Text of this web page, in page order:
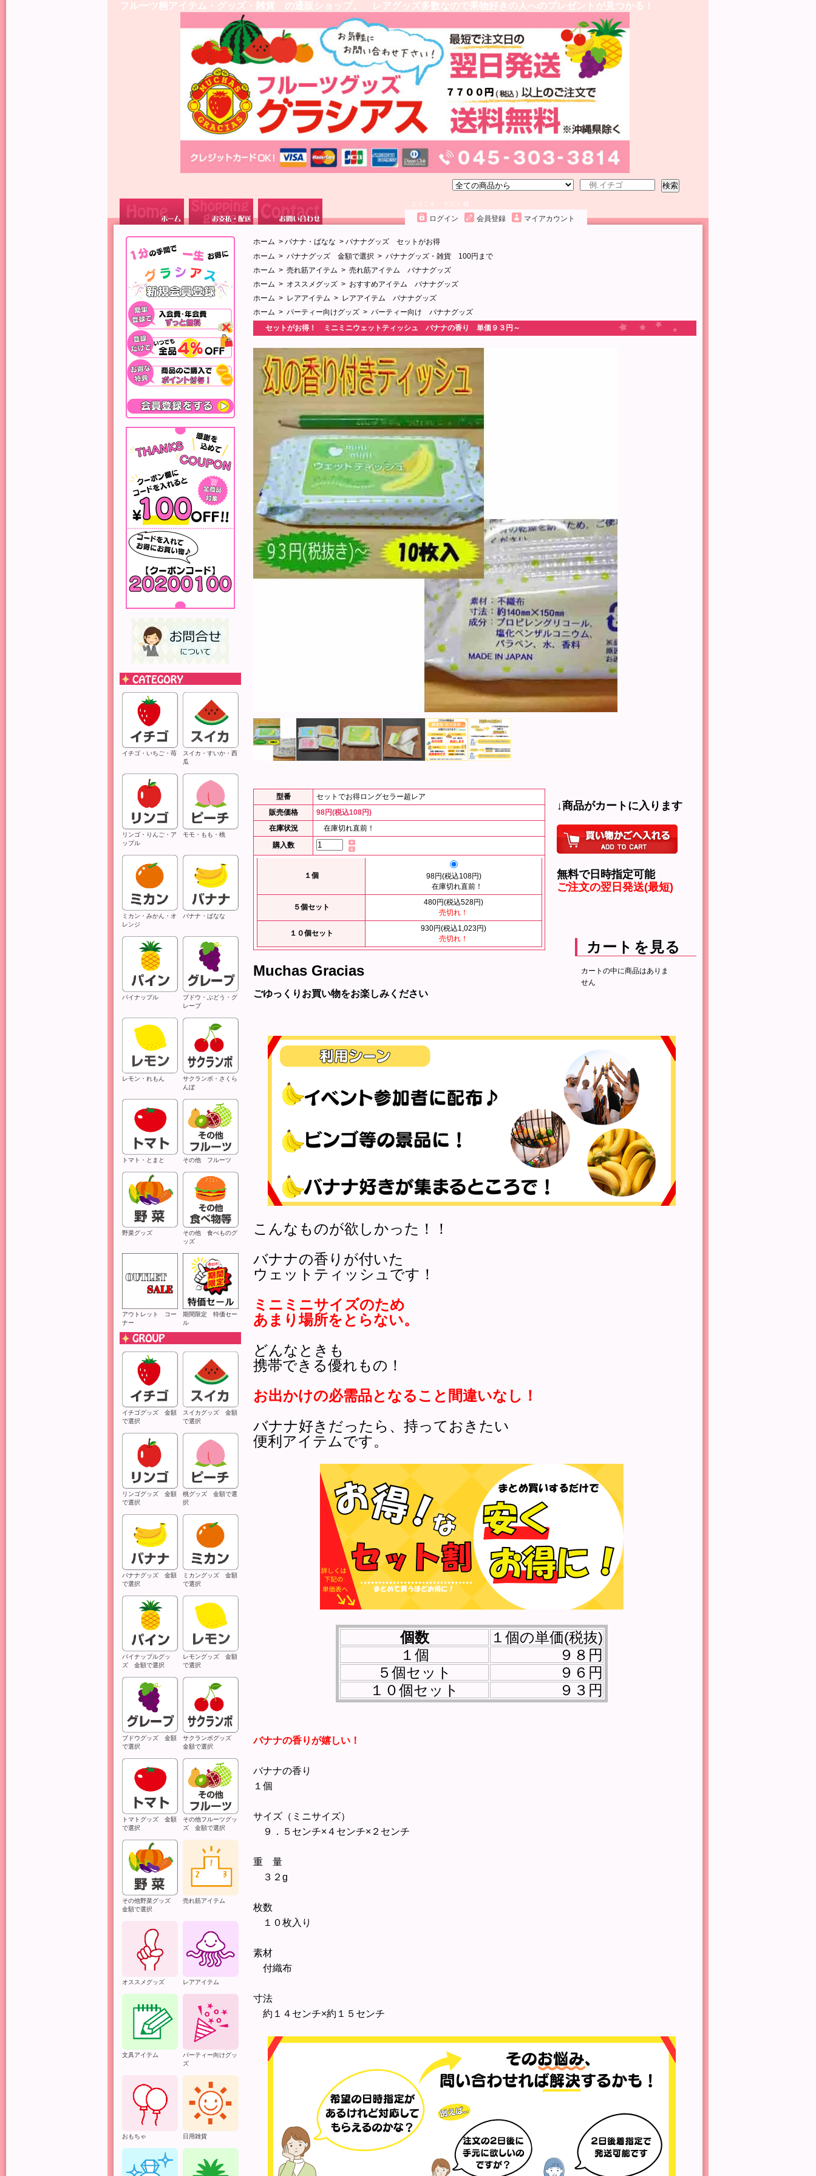
フルーツ柄アイテム・グッズ・雑貨 の通販ショップ。 レアグッズ多数なので果物好きの人へのプレゼントが見つかる！
検索
ようこそ、 ゲスト 様
ログイン 会員登録 マイアカウント
イチゴ・いちご・苺
スイカ・すいか・西
瓜
リンゴ・りんご・ア
ップル
モモ・もも・桃
ミカン・みかん・オ
レンジ
バナナ・ばなな
パイナップル
ブドウ・ぶどう・グ
レープ
レモン・れもん
サクランボ・さくら
んぼ
トマト・とまと その他 フルーツ
野菜グッズ
その他 食べものグ
ッズ
アウトレット コー
ナー
期間限定 特価セー
ル
イチゴグッズ 金額
で選択
スイカグッズ 金額
で選択
リンゴグッズ 金額
で選択
桃グッズ 金額で選
択
バナナグッズ 金額
で選択
ミカングッズ 金額
で選択
パイナップルグッ
ズ 金額で選択
レモングッズ 金額
で選択
ブドウグッズ 金額
で選択
サクランボグッズ
金額で選択
トマトグッズ 金額
で選択
その他フルーツグッ
ズ 金額で選択
その他野菜グッズ
金額で選択
売れ筋アイテム
オススメグッズ レアアイテム
文具アイテム
パーティー向けグッ
ズ
おもちゃ 日用雑貨
ホーム > バナナ・ばなな > バナナグッズ セットがお得
ホーム > バナナグッズ 金額で選択 > バナナグッズ・雑貨 100円まで
ホーム > 売れ筋アイテム > 売れ筋アイテム バナナグッズ
ホーム > オススメグッズ > おすすめアイテム バナナグッズ
ホーム > レアアイテム > レアアイテム バナナグッズ
ホーム > パーティー向けグッズ > パーティー向け バナナグッズ
セットがお得！ ミニミニウェットティッシュ バナナの香り 単価９３円～
型番
セットでお得ロングセラー超レア
販売価格
98円(税込108円)
在庫状況
在庫切れ直前！
購入数
１個
98円(税込108円)
在庫切れ直前！
５個セット
480円(税込528円)
売切れ！
１０個セット
930円(税込1,023円)
売切れ！
↓商品がカートに入ります
無料で日時指定可能
ご注文の翌日発送(最短)
カートを見る
カートの中に商品はありま
せん
Muchas Gracias
ごゆっくりお買い物をお楽しみください
こんなものが欲しかった！！
バナナの香りが付いた
ウェットティッシュです！
ミニミニサイズのため
あまり場所をとらない。
どんなときも
携帯できる優れもの！
お出かけの必需品となること間違いなし！
バナナ好きだったら、持っておきたい
便利アイテムです。
個数
１個の単価(税抜)
１個
９８円
５個セット
９６円
１０個セット
９３円
バナナの香りが嬉しい！
バナナの香り
１個
サイズ（ミニサイズ）
９．５センチ×４センチ×２センチ
重 量
３２g
枚数
１０枚入り
素材
付織布
寸法
約１４センチ×約１５センチ